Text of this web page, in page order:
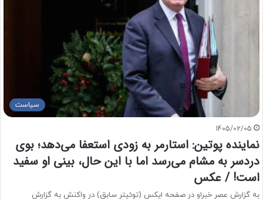
سیاست
1405/02/05
نماینده پوتین: استارمر به زودی استعفا می‌دهد؛ بوی
دردسر به مشام می‌رسد اما با این حال، بینی او سفید
است! / عکس
به گزارش عصر خبراو در صفحه ایکس (توئیتر سابق) در واکنش به گزارش